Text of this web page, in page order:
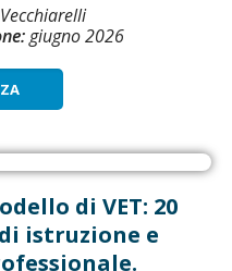
giugno 2026
di VET: 20
istruzione e